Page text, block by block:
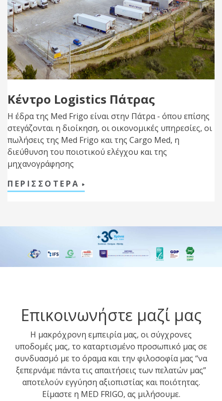
Κέντρο Logistics Πάτρας
Η έδρα της Med Frigo είναι στην Πάτρα - όπου επίσης
στεγάζονται η διοίκηση, οι οικονομικές υπηρεσίες, οι
πωλήσεις της Med Frigo και της Cargo Med, η
διεύθυνση του ποιοτικού ελέγχου και της
μηχανογράφησης
ΠΕΡΙΣΣΟΤΕΡΑ
Επικοινωνήστε μαζί μας
Η μακρόχρονη εμπειρία μας, οι σύγχρονες
υποδομές μας, το καταρτισμένο προσωπικό μας σε
συνδυασμό με το όραμα και την φιλοσοφία μας “να
ξεπερνάμε πάντα τις απαιτήσεις των πελατών μας”
αποτελούν εγγύηση αξιοπιστίας και ποιότητας.
Είμαστε η MED FRIGO, ας μιλήσουμε.